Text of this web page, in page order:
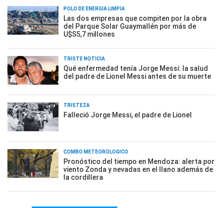
POLO DE ENERGÍA LIMPIA
Las dos empresas que compiten por la obra
del Parque Solar Guaymallén por más de
U$S5,7 millones
TRISTE NOTICIA
Qué enfermedad tenía Jorge Messi: la salud
del padre de Lionel Messi antes de su muerte
TRISTEZA
Falleció Jorge Messi, el padre de Lionel
COMBO METEOROLÓGICO
Pronóstico del tiempo en Mendoza: alerta por
viento Zonda y nevadas en el llano además de
la cordillera